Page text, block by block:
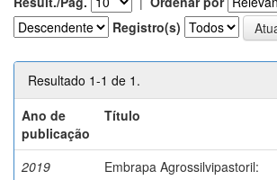
Registro(s)
Resultado 1-1 de 1.
Ano de
publicação
Título
2019
Embrapa Agrossilvipastoril: